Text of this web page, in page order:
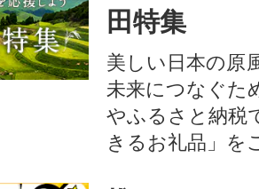
田特集
美しい日本の原
未来につなぐた
やふるさと納税
きるお礼品」を